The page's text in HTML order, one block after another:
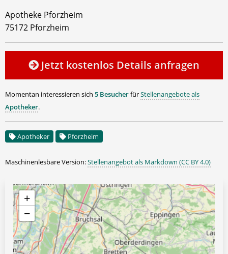
Apotheke Pforzheim
75172 Pforzheim
Jetzt kostenlos Details anfragen
Momentan interessieren sich 5 BesucherfürStellenangebote als
Apotheker.
Apotheker Pforzheim
Maschinenlesbare Version:Stellenangebot als Markdown (CC BY 4.0)
+
−